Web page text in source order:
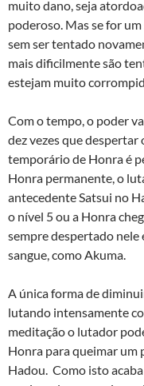
muito dano, seja
poderoso. Mas se for
sem ser tentado
mais dificilmente são
estejam muito
Com o tempo, o poder
dez vezes que
temporário de Honra é
Honra permanente, o
antecedente Satsui no
o nível 5 ou a Honra
sempre despertado
sangue, como Akuma.
A única forma de
lutando intensamente
meditação o lutador
Honra para queimar um
Hadou. Como isto